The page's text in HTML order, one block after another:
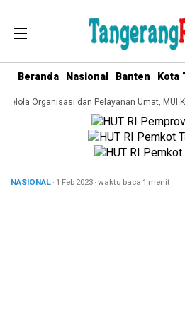
Beranda Nasional Banten Kota
Organisasi dan Pelayanan Umat, MUI
NASIONAL· 1 Feb 2023·waktu baca 1 menit